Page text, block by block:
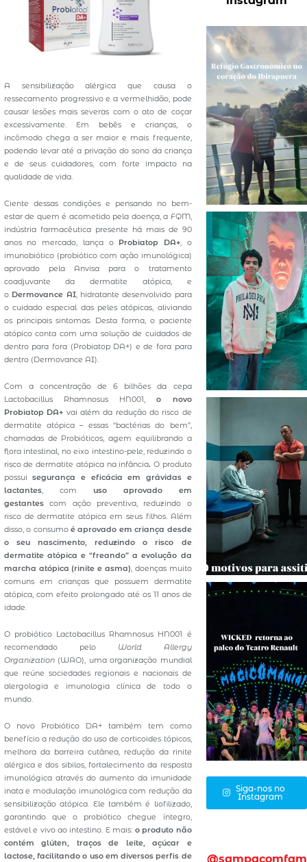
A sensibilização alérgica que causa o
ressecamento progressivo e a vermelhidão, pode
causar lesões mais severas com o ato de coçar
excessivamente. Em bebês e crianças, o
incômodo chega a ser maior e mais frequente,
podendo levar até a privação do sono da criança
e de seus cuidadores, com forte impacto na
qualidade de vida.
Ciente dessas condições e pensando no bem-
estar de quem é acometido pela doença, a FQM,
indústria farmacêutica presente há mais de 90
anos no mercado, lança o Probiatop DA+, o
imunobiótico (probiótico com ação imunológica)
aprovado pela Anvisa para o tratamento
coadjuvante da dermatite atópica, e
o Dermovance AI, hidratante desenvolvido para
o cuidado especial das peles atópicas, aliviando
os principais sintomas. Desta forma, o paciente
atópico conta com uma solução de cuidados de
dentro para fora (Probiatop DA+) e de fora para
dentro (Dermovance AI).
Com a concentração de 6 bilhões da cepa
Lactobacillus Rhamnosus HN001,o novo
Probiatop DA+ vai além da redução do risco de
dermatite atópica – essas “bactérias do bem”,
chamadas de Probióticos, agem equilibrando a
flora intestinal, no eixo intestino-pele, reduzindo o
risco de dermatite atópica na infância. O produto
possuisegurança e eficácia em grávidas e
lactantes, com uso aprovado em
gestantescom ação preventiva, reduzindo o
risco de dermatite atópica em seus filhos. Além
disso, o consumoé aprovado em criança desde
o seu nascimento, reduzindo o risco de
dermatite atópicae “freando” a evolução da
marcha atópica (rinite e asma), doenças muito
comuns em crianças que possuem dermatite
atópica, com efeito prolongado até os 11 anos de
idade.
O probiótico Lactobacillus Rhamnosus HN001 é
recomendado pelo World Allergy
Organization(WAO), uma organização mundial
que reúne sociedades regionais e nacionais de
alergologia e imunologia clínica de todo o
mundo.
O novo Probiótico DA+ também tem como
benefício a redução do uso de corticoides tópicos,
melhora da barreira cutânea, redução da rinite
alérgica e dos sibilos, fortalecimento da resposta
imunológica através do aumento da imunidade
inata e modulação imunológica com redução da
sensibilização atópica. Ele também é liofilizado,
garantindo que o probiótico chegue íntegro,
estável e vivo ao intestino. E mais: o produto não
contém glúten, traços de leite, açúcar e
lactose, facilitando o uso em diversos perfis de
Siga-nos no
Instagram
@sampacomfam